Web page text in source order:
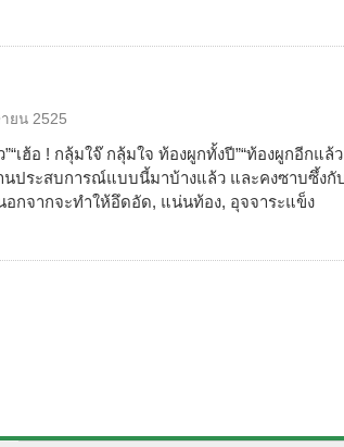
ยน 2525
เฮ้อ ! กลุ้มใจ๊ กลุ้มใจ ท้องผูกทั้งปี”“ท้องผูกอีกแล้ว
นประสบการณ์แบบนี้มาบ้างแล้ว และคงซาบซึ้งกั
อกจากจะทำให้อึดอัด, แน่นท้อง, อุจจาระแข็ง